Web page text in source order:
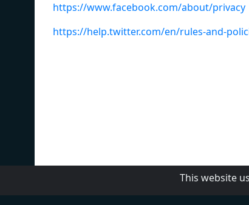
https://www.facebook.com/about/privacy
https://help.twitter.com/en/rules-and-
This website